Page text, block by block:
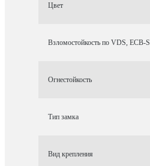
Цвет
Взломостойкость по VDS, ECB-S
Огнестойкость
Тип замка
Вид крепления